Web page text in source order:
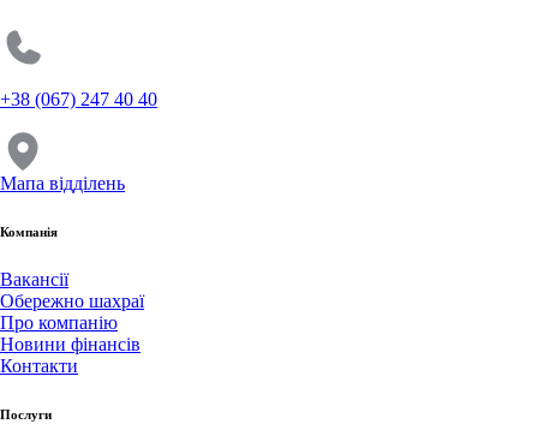
+38 (067) 247 40 40
Мапа відділень
Компанія
Вакансії
Обережно шахраї
Про компанію
Новини фінансів
Контакти
Послуги